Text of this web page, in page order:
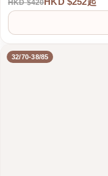
HKD $420
32/70-38/85